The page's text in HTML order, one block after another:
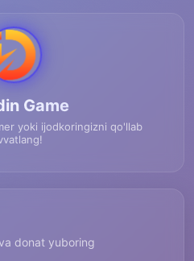
Game
yoki ijodkoringizni qo'llab
donat yuboring